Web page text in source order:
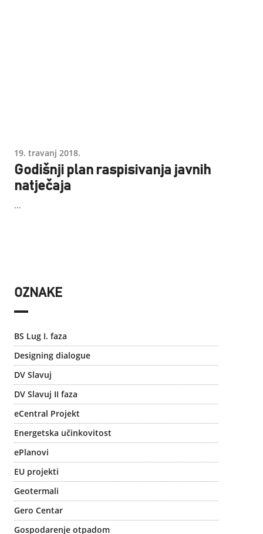
19. travanj 2018.
Godišnji plan raspisivanja javnih
natječaja
...
OZNAKE
BS Lug I. faza
Designing dialogue
DV Slavuj
DV Slavuj II faza
eCentral Projekt
Energetska učinkovitost
ePlanovi
EU projekti
Geotermali
Gero Centar
Gospodarenje otpadom